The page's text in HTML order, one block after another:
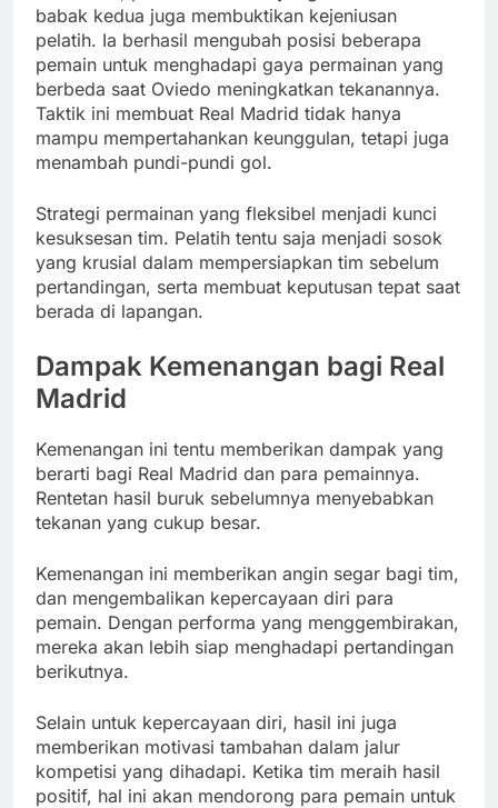
babak kedua juga membuktikan kejeniusan
pelatih. Ia berhasil mengubah posisi beberapa
pemain untuk menghadapi gaya permainan yang
berbeda saat Oviedo meningkatkan tekanannya.
Taktik ini membuat Real Madrid tidak hanya
mampu mempertahankan keunggulan, tetapi juga
menambah pundi-pundi gol.
Strategi permainan yang fleksibel menjadi kunci
kesuksesan tim. Pelatih tentu saja menjadi sosok
yang krusial dalam mempersiapkan tim sebelum
pertandingan, serta membuat keputusan tepat saat
berada di lapangan.
Dampak Kemenangan bagi Real
Madrid
Kemenangan ini tentu memberikan dampak yang
berarti bagi Real Madrid dan para pemainnya.
Rentetan hasil buruk sebelumnya menyebabkan
tekanan yang cukup besar.
Kemenangan ini memberikan angin segar bagi tim,
dan mengembalikan kepercayaan diri para
pemain. Dengan performa yang menggembirakan,
mereka akan lebih siap menghadapi pertandingan
berikutnya.
Selain untuk kepercayaan diri, hasil ini juga
memberikan motivasi tambahan dalam jalur
kompetisi yang dihadapi. Ketika tim meraih hasil
positif, hal ini akan mendorong para pemain untuk